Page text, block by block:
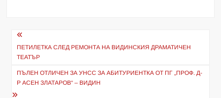
Навигация
ПЕТИЛЕТКА СЛЕД РЕМОНТА НА ВИДИНСКИЯ ДРАМАТИЧЕН
ТЕАТЪР
ПЪЛЕН ОТЛИЧЕН ЗА УНСС ЗА АБИТУРИЕНТКА ОТ ПГ „ПРОФ. Д-
Р АСЕН ЗЛАТАРОВ“ – ВИДИН